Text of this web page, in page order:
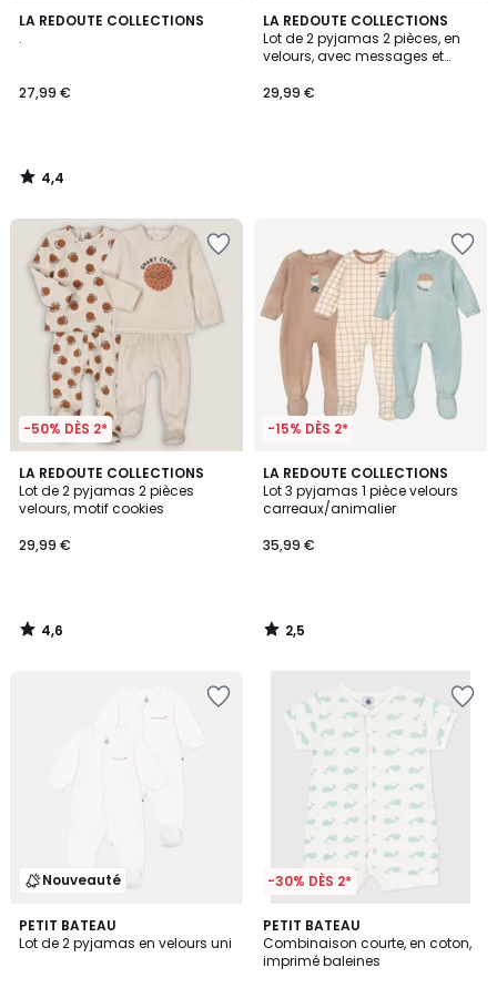
LA REDOUTE COLLECTIONS
.
27,99 €
4,4
4,4
/
LA REDOUTE COLLECTIONS
Lot de 2 pyjamas 2 pièces, en
velours, avec messages et
29,99 €
-50% DÈS 2*
LA REDOUTE COLLECTIONS
Lot de 2 pyjamas 2 pièces
velours, motif cookies
29,99 €
4,6
/ 5
4,6
/
-15% DÈS 2*
LA REDOUTE COLLECTIONS
Lot 3 pyjamas 1 pièce velours
carreaux/animalier
35,99 €
2,5
/ 5
2,5
/
Nouveauté
PETIT BATEAU
Lot de 2 pyjamas en velours uni
-30% DÈS 2*
PETIT BATEAU
Combinaison courte, en coton,
imprimé baleines